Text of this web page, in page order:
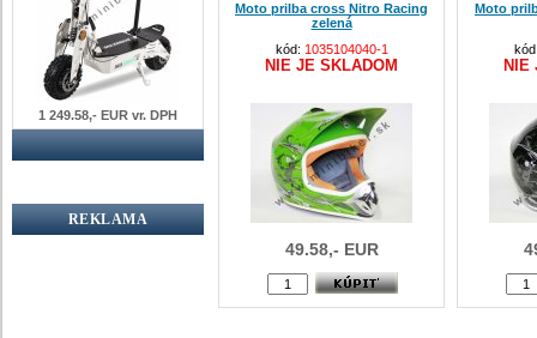
1 249.58,- EUR vr. DPH
REKLAMA
Moto prilba cross Nitro Racing
zelená
kód: 1035104040-1
NIE JE SKLADOM
49.58,- EUR
Moto
NIE